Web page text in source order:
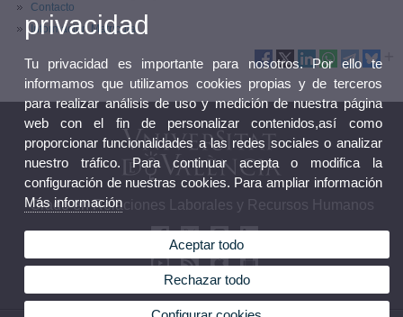
Contacto
Información Matrícula
Grado en Relaciones Laborales y Recursos Humanos
privacidad
Tu privacidad es importante para nosotros. Por ello te
informamos que utilizamos cookies propias y de terceros
para realizar análisis de uso y medición de nuestra página
web con el fin de personalizar contenidos,así como
proporcionar funcionalidades a las redes sociales o analizar
nuestro tráfico. Para continuar acepta o modifica la
configuración de nuestras cookies. Para ampliar información
Más información
Aceptar todo
Rechazar todo